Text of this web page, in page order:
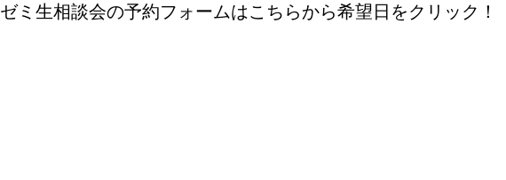
​ゼミ生相談会の予約フォームはこちらから希望日をクリック！